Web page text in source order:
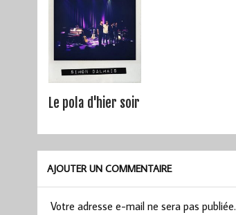
Le pola d'hier soir
AJOUTER UN COMMENTAIRE
Votre adresse e-mail ne sera pas publiée.